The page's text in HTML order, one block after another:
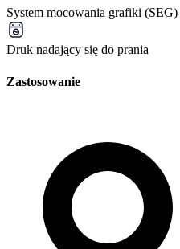
System mocowania grafiki (SEG)
Druk nadający się do prania
Zastosowanie